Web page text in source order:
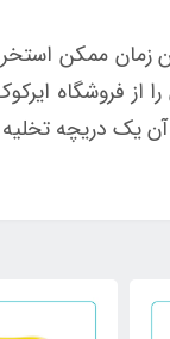
زمان ممکن
دریچه تخلیه